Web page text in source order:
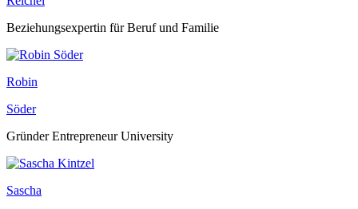
Beziehungsexpertin für Beruf und Familie
Robin
Söder
Gründer Entrepreneur University
Sascha